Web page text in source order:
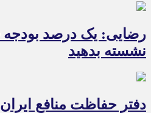
رضایی: یک درصد بودجه
نشسته بدهید
دفتر حفاظت منافع